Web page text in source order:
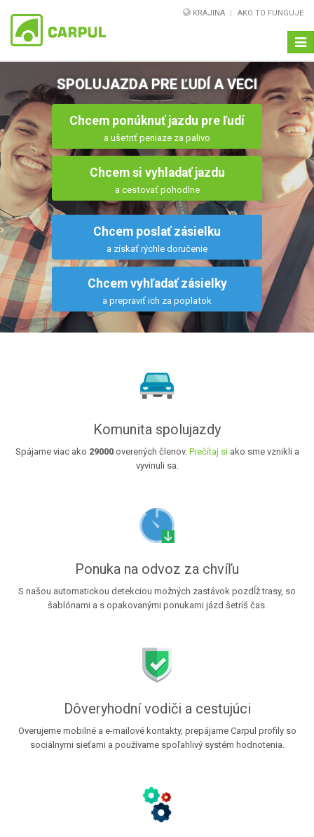
KRAJINA AKO TO FUNGUJE
SPOLUJAZDA PRE ĽUDÍ A VECI
Chcem ponúknuť jazdu pre ľudí
a ušetriť peniaze za palivo
Chcem si vyhladať jazdu
a cestovať pohodlne
Chcem poslať zásielku
a získať rýchle doručenie
Chcem vyhľadať zásielky
a prepraviť ich za poplatok
Komunita spolujazdy
Spájame viac ako 29000 overených členov. Prečítaj si ako sme vznikli a
vyvinuli sa.
Ponuka na odvoz za chvíľu
S našou automatickou detekciou možných zastávok pozdĺž trasy, so
šablónami a s opakovanými ponukami jázd šetríš čas.
Dôveryhodní vodiči a cestujúci
Overujeme mobilné a e-mailové kontakty, prepájame Carpul profily so
sociálnymi sieťami a používame spoľahlivý systém hodnotenia.